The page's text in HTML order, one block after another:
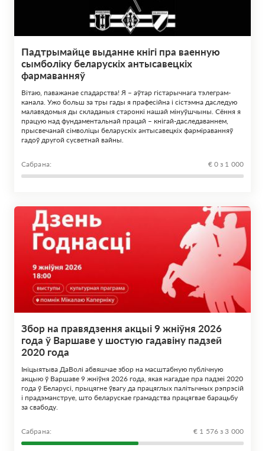
Падтрымайце выданне кнігі пра ваенную
сымболіку беларускіх антысавецкіх
фармаванняў
Вітаю, паважанае спадарства! Я – аўтар гістарычнага тэлеграм-
канала. Ужо больш за тры гады я прафесійна і сістэмна даследую
малавядомыя ды складаныя старонкі нашай мінуўшчыны. Сёння я
працую над фундаментальнай працай – кнігай-даследаваннем,
прысвечанай сімволіцы беларускіх антысавецкіх фарміраванняў
гадоў другой сусветнай вайны.
Сабрана: € 0 з 1 000
Збор на правядзення акцыі 9 жніўня 2026
года ў Варшаве у шостую гадавіну падзей
2020 года
Ініцыятыва ДаВолі абвяшчае збор на масштабную публічную
акцыю ў Варшаве 9 жніўня 2026 года, якая нагадае пра падзеі 2020
года ў Беларусі, прыцягне ўвагу да працяглых палітычных рэпрэсій
і прадэманструе, што беларускае грамадства працягвае барацьбу
за свабоду.
Сабрана: € 1 576 з 3 000